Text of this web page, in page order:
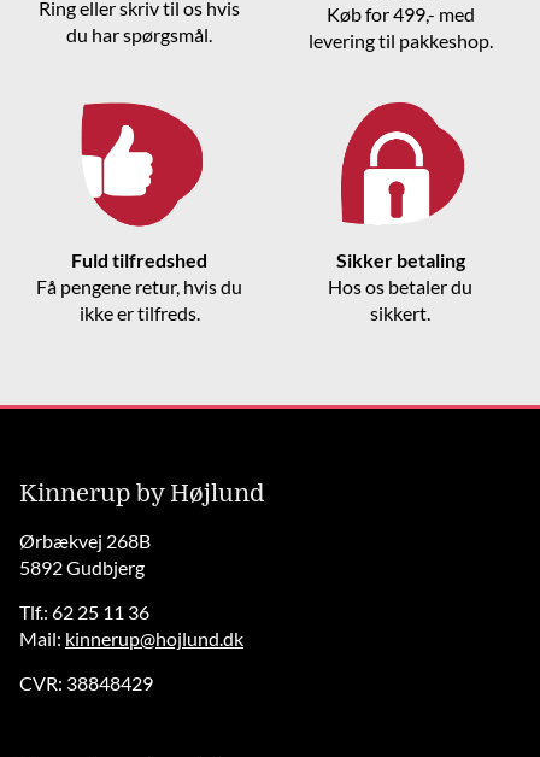
Ring eller skriv til os hvis
du har spørgsmål.
Køb for 499,- med
levering til pakkeshop.
Fuld tilfredshed
Få pengene retur, hvis du
ikke er tilfreds.
Sikker betaling
Hos os betaler du
sikkert.
Kinnerup by Højlund
Ørbækvej 268B
5892 Gudbjerg
Tlf.: 62 25 11 36
Mail: kinnerup@hojlund.dk
CVR: 38848429